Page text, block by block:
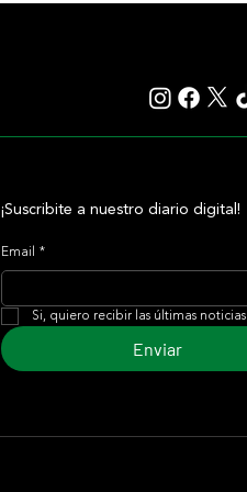
¡Suscribite a nuestro diario digital!
Email *
Si, quiero recibir las últimas noticias
Enviar